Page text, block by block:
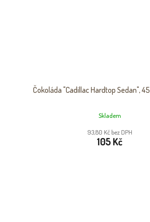
Čokoláda "Cadillac Hardtop Sedan",
Skladem
93,80 Kč bez DPH
105 Kč